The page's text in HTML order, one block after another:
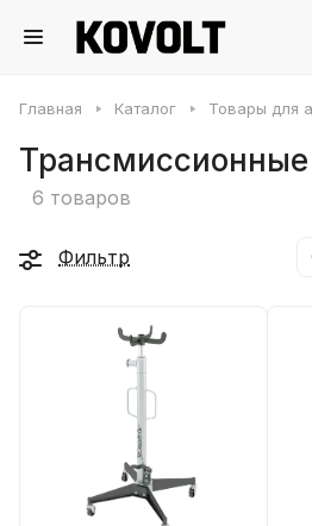
Главная Каталог Товары для
Трансмиссионные
6 товаров
Фильтр